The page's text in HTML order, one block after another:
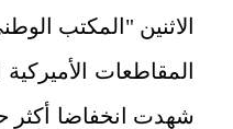
الاثنين "المكتب
المقاطعات
شهدت انخفاضا أكثر